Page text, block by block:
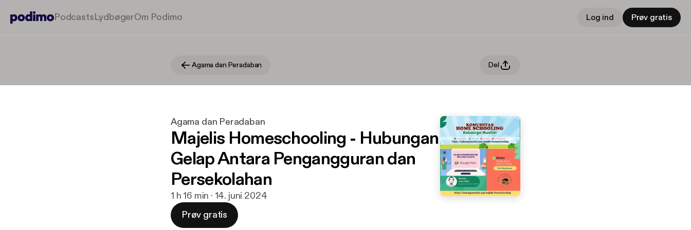
PodcastsLydbøgerOm Podimo Log ind Prøv gratis
Agama dan Peradaban Del
Agama dan Peradaban
Majelis Homeschooling - Hubungan
Gelap Antara Pengangguran dan
Persekolahan
1 h 16 min · 14. juni 2024
Prøv gratis